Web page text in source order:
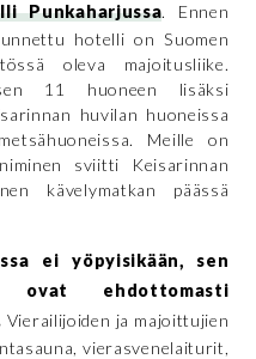
Punkaharjussa. Ennen
hotelli on Suomen
oleva majoitusliike.
11 huoneen lisäksi
huvilan huoneissa
Meille on
sviitti Keisarinnan
kävelymatkan päässä
ei yöpyisikään, sen
ehdottomasti
Vierailijoiden ja majoittujien
vierasvenelaiturit,